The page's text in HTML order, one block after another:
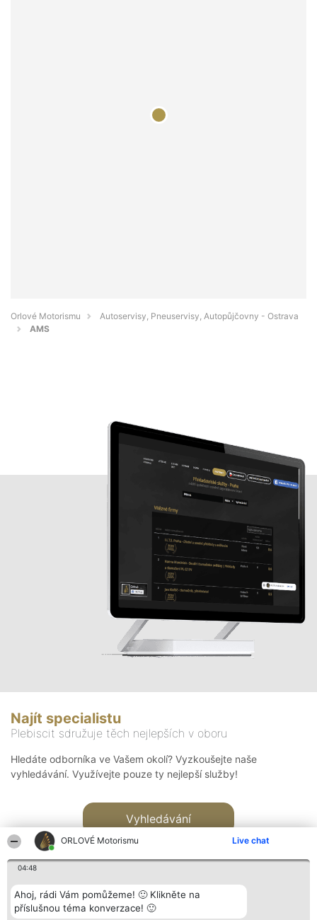
ORLOVÉ Motorismu Live chat
04:48
Ahoj, rádi Vám pomůžeme! 🙂 Klikněte na
příslušnou téma konverzace! 🙂
Orlové Motorismu
Autoservisy, Pneuservisy, Autopůjčovny - Ostrava
AMS
Najít specialistu
Plebiscit sdružuje těch nejlepších v oboru
Hledáte odborníka ve Vašem okolí? Vyzkoušejte naše
vyhledávání. Využívejte pouze ty nejlepší služby!
Vyhledávání